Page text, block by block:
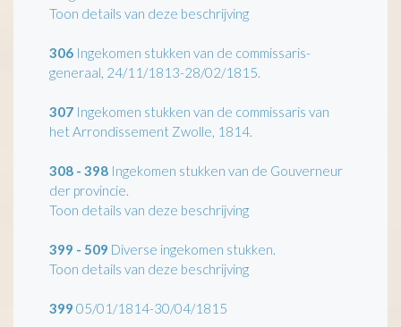
Toon details van deze beschrijving
306 Ingekomen stukken van de commissaris-
generaal, 24/11/1813-28/02/1815.
307 Ingekomen stukken van de commissaris van
het Arrondissement Zwolle, 1814.
308 - 398 Ingekomen stukken van de Gouverneur
der provincie.
Toon details van deze beschrijving
399 - 509 Diverse ingekomen stukken.
Toon details van deze beschrijving
399 05/01/1814-30/04/1815